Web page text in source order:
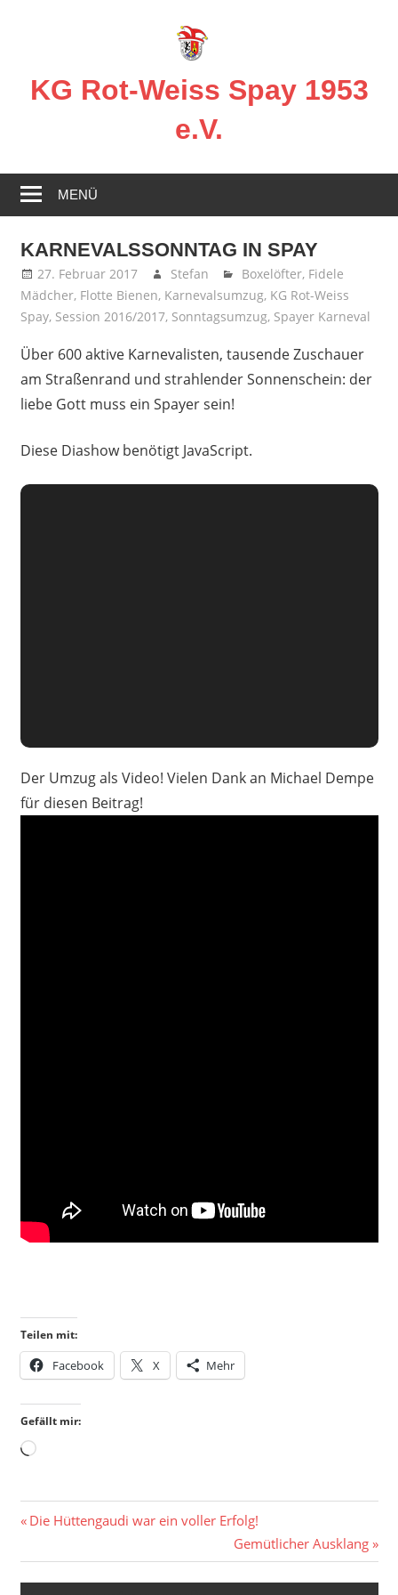
KG Rot-Weiss Spay 1953
e.V.
in
Spay!
MENÜ
KARNEVALSSONNTAG IN SPAY
27. Februar 2017 Stefan Boxelöfter, Fidele
Mädcher, Flotte Bienen, Karnevalsumzug, KG Rot-Weiss
Spay, Session 2016/2017, Sonntagsumzug, Spayer Karneval
Über 600 aktive Karnevalisten, tausende Zuschauer
am Straßenrand und strahlender Sonnenschein: der
liebe Gott muss ein Spayer sein!
Diese Diashow benötigt JavaScript.
Der Umzug als Video! Vielen Dank an Michael Dempe
für diesen Beitrag!
Teilen mit:
Facebook X Mehr
Gefällt mir:
Wird
Beitragsnavigation
Vorheriger
Die Hüttengaudi war ein voller Erfolg!
Nächster
Beitrag:
Gemütlicher Ausklang